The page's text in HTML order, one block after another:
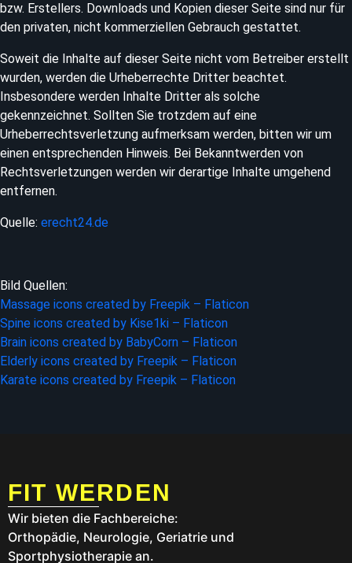
bzw. Erstellers. Downloads und Kopien dieser Seite sind nur für
den privaten, nicht kommerziellen Gebrauch gestattet.
Soweit die Inhalte auf dieser Seite nicht vom Betreiber erstellt
wurden, werden die Urheberrechte Dritter beachtet.
Insbesondere werden Inhalte Dritter als solche
gekennzeichnet. Sollten Sie trotzdem auf eine
Urheberrechtsverletzung aufmerksam werden, bitten wir um
einen entsprechenden Hinweis. Bei Bekanntwerden von
Rechtsverletzungen werden wir derartige Inhalte umgehend
entfernen.
Quelle: erecht24.de
Bild Quellen:
Massage icons created by Freepik – Flaticon
Spine icons created by Kise1ki – Flaticon
Brain icons created by BabyCorn – Flaticon
Elderly icons created by Freepik – Flaticon
Karate icons created by Freepik – Flaticon
FIT WERDEN
Wir bieten die Fachbereiche:
Orthopädie, Neurologie, Geriatrie und
Sportphysiotherapie an.